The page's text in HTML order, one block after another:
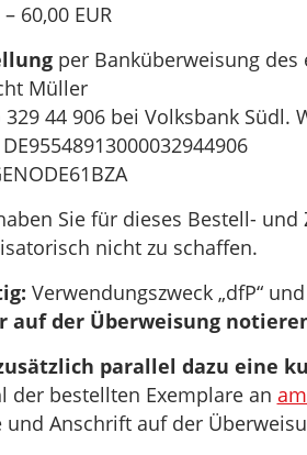
– 60,00 EUR
per Banküberweisung des
Müller
44 906 bei Volksbank Südl.
Sie für dieses Bestell-
nicht zu schaffen.
Verwendungszweck „dfP“
auf der Überweisung
parallel dazu eine
der bestellten Exemplare an
und Anschrift auf der